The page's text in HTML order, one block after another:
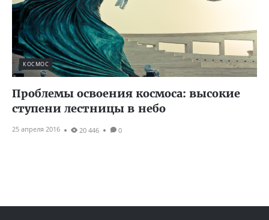
КОСМОС
Проблемы освоения космоса: высокие
ступени лестницы в небо
25 апреля 2016 20 446 0